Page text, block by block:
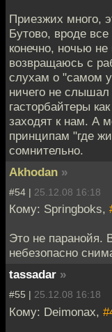
Приезжих много,
Бутово, вроде
конечно, ночью
возвращаюсь с
слухам о "самом
ничего не
гасторбайтеры
заходят к нам. А
принципам "где
сомнительно.
Akhodan »
#54 | 25.12.08 16:18
Кому: Springboks,
Это не паранойя.
небезопасно
tassadar »
#55 | 25.12.08 16:18
Кому: Deimonax,